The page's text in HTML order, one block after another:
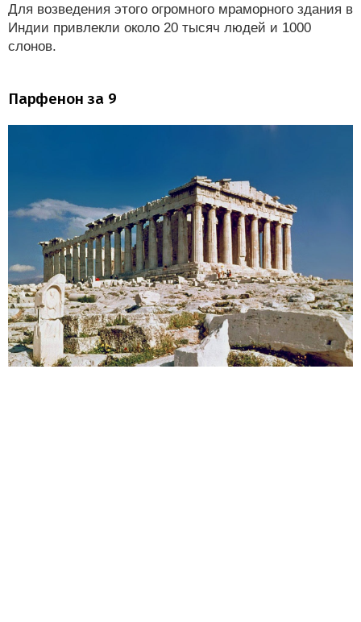
Для возведения этого огромного мраморного здания в
Индии привлекли около 20 тысяч людей и 1000
слонов.
Парфенон за 9